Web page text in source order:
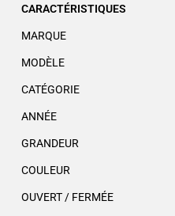
CARACTÉRISTIQUES
MARQUE
MODÈLE
CATÉGORIE
ANNÉE
GRANDEUR
COULEUR
OUVERT / FERMÉE